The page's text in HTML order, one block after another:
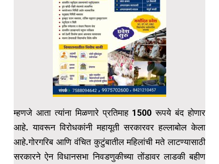
म्हणजे आता त्यांना मिळणारे प्रतिमाह 1500 रूपये बंद होणार
आहे. यावरून विरोधकांनी महायूती सरकारवर हल्लाबोल केला
आहे.गोरगरिब आणि वंचित कुटुंबातील महिलांची मते लाटण्यासाठी
सरकारने ऐन विधानसभा निवडणुकीच्या तोंडावर लाडकी बहीण